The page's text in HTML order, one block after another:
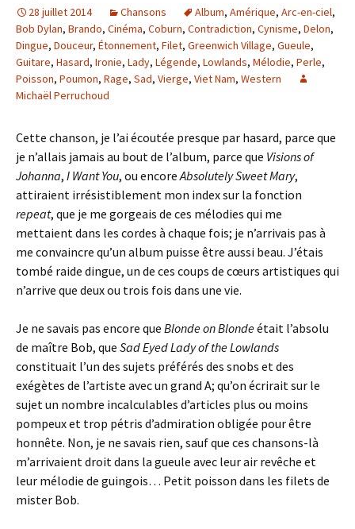
28 juillet 2014 Chansons Album, Amérique, Arc-en-ciel,
Bob Dylan, Brando, Cinéma, Coburn, Contradiction, Cynisme, Delon,
Dingue, Douceur, Étonnement, Filet, Greenwich Village, Gueule,
Guitare, Hasard, Ironie, Lady, Légende, Lowlands, Mélodie, Perle,
Poisson, Poumon, Rage, Sad, Vierge, Viet Nam, Western
Michaël Perruchoud
Cette chanson, je l’ai écoutée presque par hasard, parce que
je n’allais jamais au bout de l’album, parce que Visions of
Johanna, I Want You, ou encoreAbsolutely Sweet Mary,
attiraient irrésistiblement mon index sur la fonction
repeat, que je me gorgeais de ces mélodies qui me
mettaient dans les cordes à chaque fois; je n’arrivais pas à
me convaincre qu’un album puisse être aussi beau. J’étais
tombé raide dingue, un de ces coups de cœurs artistiques qui
n’arrive que deux ou trois fois dans une vie.
Je ne savais pas encore que Blonde on Blondeétait l’absolu
de maître Bob, que Sad Eyed Lady of the Lowlands
constituait l’un des sujets préférés des snobs et des
exégètes de l’artiste avec un grand A; qu’on écrirait sur le
sujet un nombre incalculables d’articles plus ou moins
pompeux et trop pétris d’admiration obligée pour être
honnête. Non, je ne savais rien, sauf que ces chansons-là
m’arrivaient droit dans la gueule avec leur air revêche et
leur mélodie de guingois… Petit poisson dans les filets de
mister Bob.